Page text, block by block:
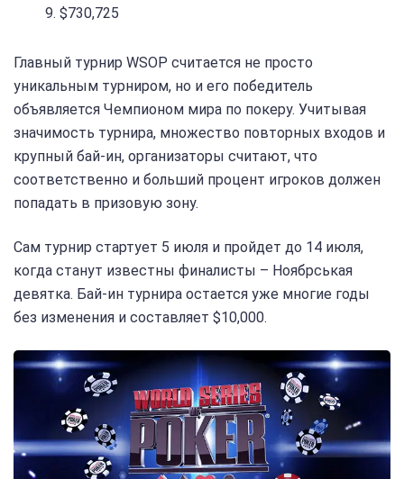
9. $730,725
Главный турнир WSOP считается не просто
уникальным турниром, но и его победитель
объявляется Чемпионом мира по покеру. Учитывая
значимость турнира, множество повторных входов и
крупный бай-ин, организаторы считают, что
соответственно и больший процент игроков должен
попадать в призовую зону.
Сам турнир стартует 5 июля и пройдет до 14 июля,
когда станут известны финалисты – Ноябрськая
девятка. Бай-ин турнира остается уже многие годы
без изменения и составляет $10,000.